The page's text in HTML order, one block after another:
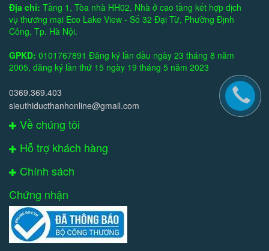
Địa chỉ: Tầng 1, Tòa nhà HH02, Nhà ở cao tầng kết hợp dịch
vụ thương mại Eco Lake View - Số 32 Đại Từ, Phường Định
Công, Tp. Hà Nội.
GPKD: 0101767891 Đăng ký lần đầu ngày 23 tháng 8 năm
2005, đăng ký lần thứ 15 ngày 19 tháng 5 năm 2023
0369.369.403
sieuthiducthanhonline@gmail.com
Về chúng tôi
Hỗ trợ khách hàng
Chính sách
Chứng nhận